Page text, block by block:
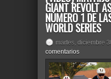
GIANT REVOLT
NÚMERO 1 DE
WORLD SERIES
martes, diciembre
comentarios